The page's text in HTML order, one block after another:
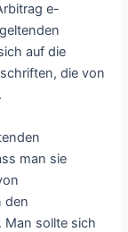
e-
auf die
die von
man sie
den
Man sollte sich